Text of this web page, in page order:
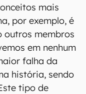
mais
por exemplo, é
outros membros
em nenhum
falha da
história, sendo
tipo de